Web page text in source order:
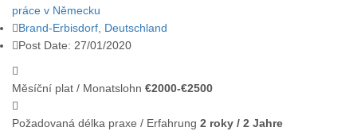
práce v Německu
Brand-Erbisdorf, Deutschland
Post Date: 27/01/2020
Měsíční plat / Monatslohn €2000-€2500
Požadovaná délka praxe / Erfahrung 2 roky / 2 Jahre